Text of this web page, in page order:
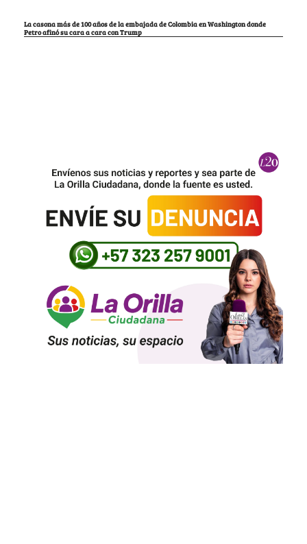
La casona más de 100 años de la embajada de Colombia en Washington donde
Petro afinó su cara a cara con Trump